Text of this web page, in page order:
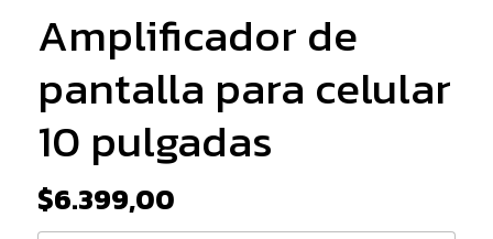
Amplificador de
pantalla para celular
10 pulgadas
$6.399,00